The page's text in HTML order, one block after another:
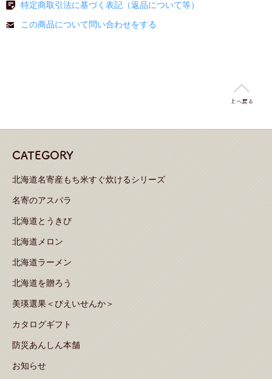
特定商取引法に基づく表記（返品について等）
この商品について問い合わせをする
CATEGORY
北海道名寄産もち米すぐ炊けるシリーズ
名寄のアスパラ
北海道とうきび
北海道メロン
北海道ラーメン
北海道を贈ろう
美瑛選果＜びえいせんか＞
カタログギフト
防災あんしん本舗
お知らせ